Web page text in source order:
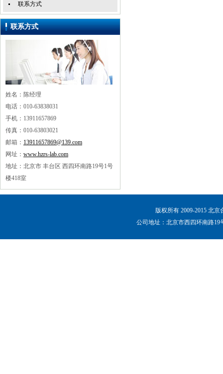
联系方式
联系方式
姓名：陈经理
电话：010-63838031
手机：13911657869
传真：010-63803021
邮箱： 13911657869@139.com
网址： www.hzrs-lab.com
地址：北京市 丰台区 西四环南路19号1号
楼418室
版权所有 2009-2015 北
公司地址：北京市西四环南路